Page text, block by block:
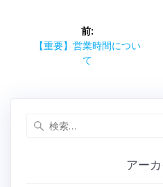
ゲ
前:
前【重要】営業時間につい
て
アー